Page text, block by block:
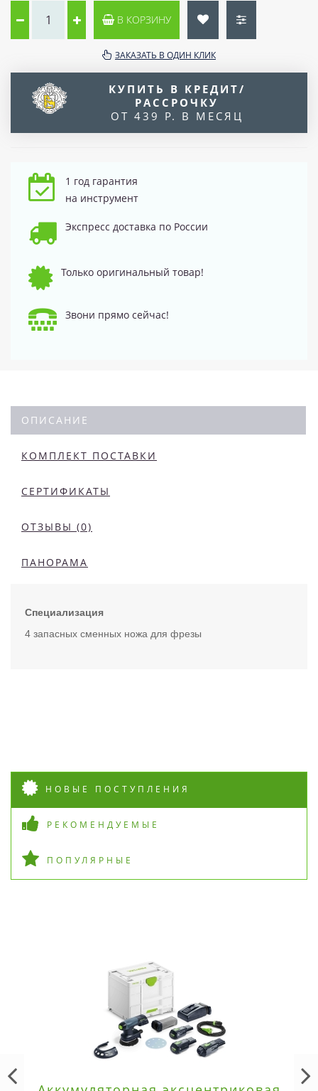
В КОРЗИНУ
ЗАКАЗАТЬ В ОДИН КЛИК
КУПИТЬ В КРЕДИТ/
РАССРОЧКУ
ОТ 439 Р. В МЕСЯЦ
1 год гарантия
на инструмент
Экспресс доставка по России
Только оригинальный товар!
Звони прямо сейчас!
ОПИСАНИЕ
КОМПЛЕКТ ПОСТАВКИ
СЕРТИФИКАТЫ
ОТЗЫВЫ (0)
ПАНОРАМА
Специализация
4 запасных сменных ножа для фрезы
НОВЫЕ ПОСТУПЛЕНИЯ
РЕКОМЕНДУЕМЫЕ
ПОПУЛЯРНЫЕ